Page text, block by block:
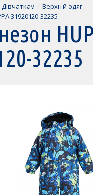
Дівчаткам
Верхній одяг
31920120-32235
32235